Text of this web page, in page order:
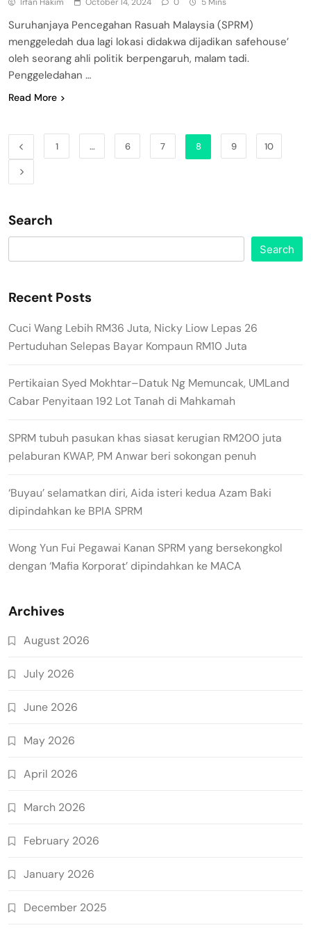
Suruhanjaya Pencegahan Rasuah Malaysia (SPRM)
menggeledah dua lagi lokasi didakwa dijadikan safehouse’
oleh seorang ahli politik berpengaruh, malam tadi.
Penggeledahan …
Read More
1 … 6 7 8 9 10
Search
Search
Recent Posts
Cuci Wang Lebih RM36 Juta, Nicky Liow Lepas 26
Pertuduhan Selepas Bayar Kompaun RM10 Juta
Pertikaian Syed Mokhtar–Datuk Ng Memuncak, UMLand
Cabar Penyitaan 192 Lot Tanah di Mahkamah
SPRM tubuh pasukan khas siasat kerugian RM200 juta
pelaburan KWAP, PM Anwar beri sokongan penuh
‘Buyau’ selamatkan diri, Aida isteri kedua Azam Baki
dipindahkan ke BPIA SPRM
Wong Yun Fui Pegawai Kanan SPRM yang bersekongkol
dengan ‘Mafia Korporat’ dipindahkan ke MACA
Archives
August 2026
July 2026
June 2026
May 2026
April 2026
March 2026
February 2026
January 2026
December 2025